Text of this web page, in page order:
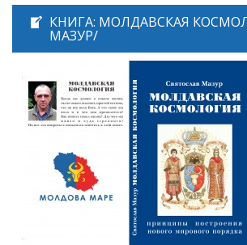
КНИГА: МОЛДАВСКАЯ
МАЗУР/